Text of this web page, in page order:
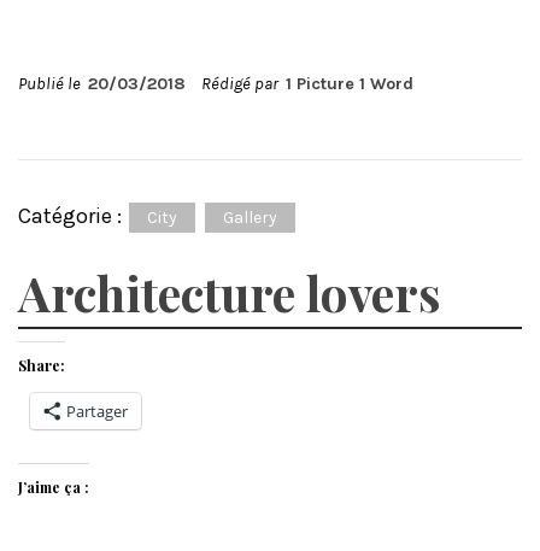
Publié le 20/03/2018 Rédigé par 1 Picture 1 Word
Catégorie : City Gallery
Architecture lovers
Share:
Partager
J’aime ça :